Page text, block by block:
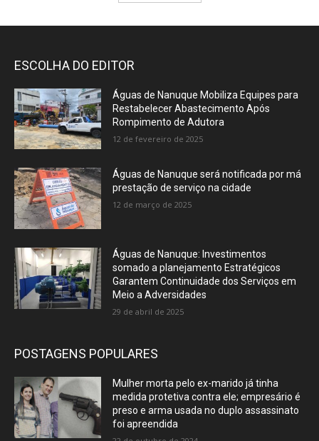
ESCOLHA DO EDITOR
Águas de Nanuque Mobiliza Equipes para
Restabelecer Abastecimento Após
Rompimento de Adutora
12 de fevereiro de 2025
Águas de Nanuque será notificada por má
prestação de serviço na cidade
12 de março de 2025
Águas de Nanuque: Investimentos
somado a planejamento Estratégicos
Garantem Continuidade dos Serviços em
Meio a Adversidades
29 de abril de 2025
POSTAGENS POPULARES
Mulher morta pelo ex-marido já tinha
medida protetiva contra ele; empresário é
preso e arma usada no duplo assassinato
foi apreendida